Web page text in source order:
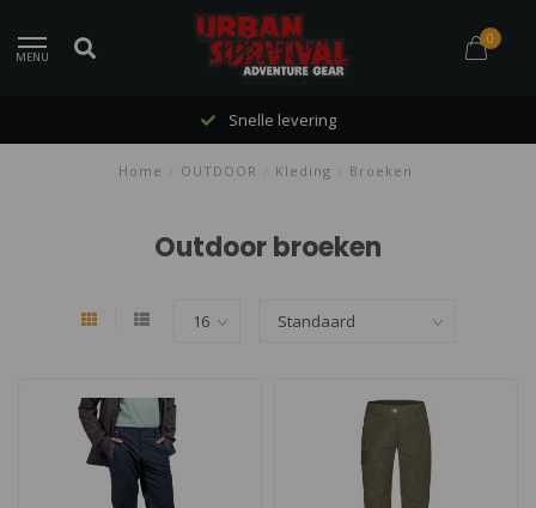
MENU
0
Snelle levering
Home OUTDOOR Kleding Broeken
Outdoor broeken